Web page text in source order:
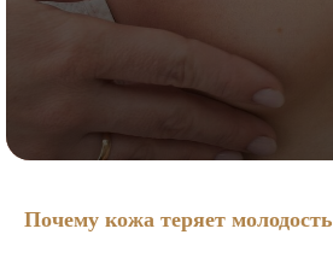
Почему кожа теряет